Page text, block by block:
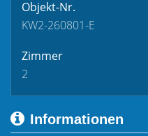
Objekt-Nr.
KW2-260801-E
Zimmer
2
Informationen